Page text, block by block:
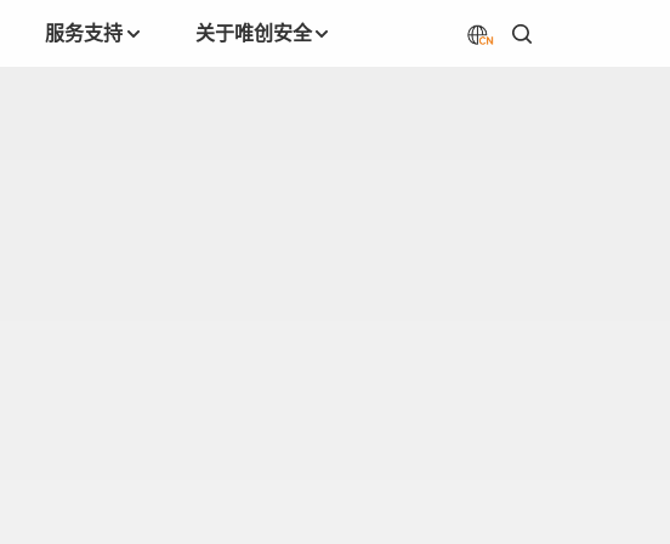
服务支持 关于唯创安全